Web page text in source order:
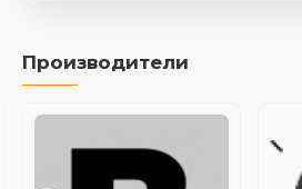
Производители